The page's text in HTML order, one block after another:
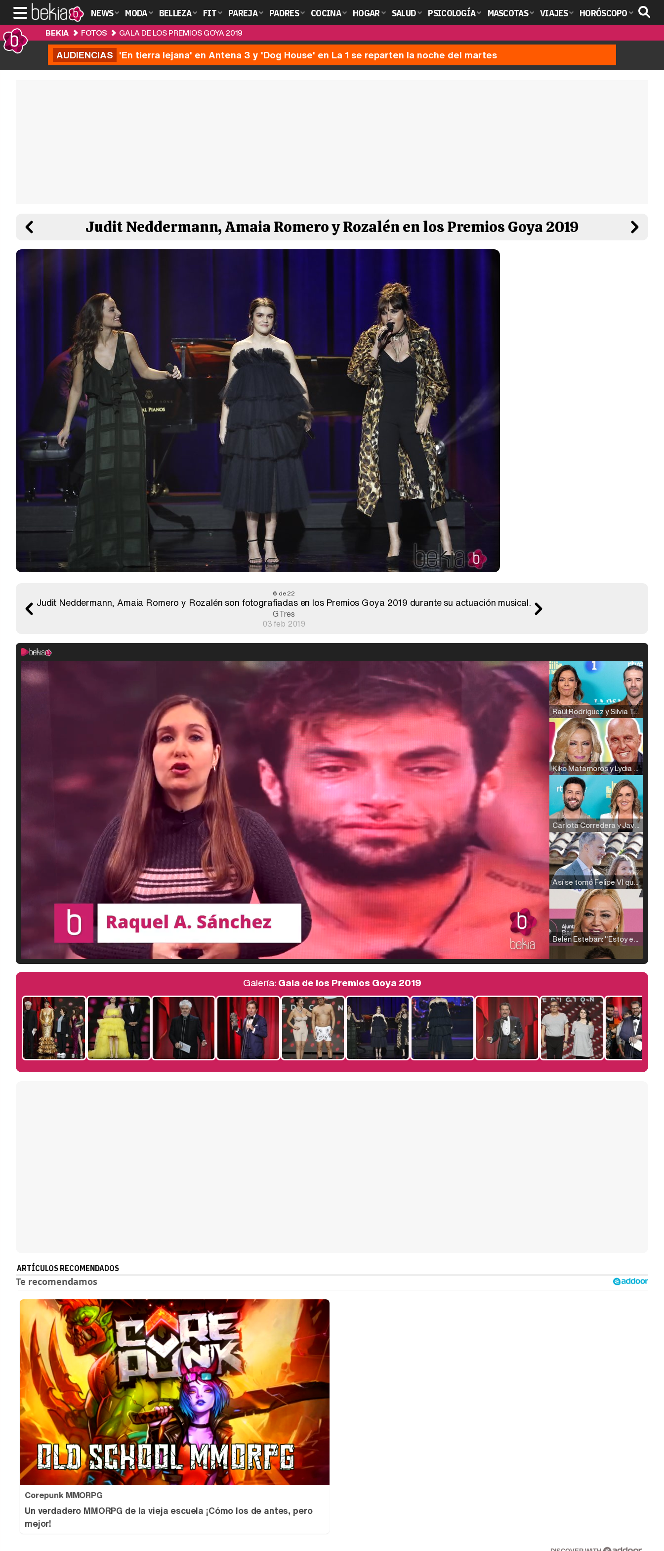
NEWS MODA BELLEZA FIT PAREJA PADRES COCINA HOGAR SALUD PSICOLOGÍA MASCOTAS VIAJES HORÓSCOPO
BEKIA FOTOS GALA DE LOS PREMIOS GOYA 2019
AUDIENCIAS 'En tierra lejana' en Antena 3 y 'Dog House' en La 1 se reparten la noche del martes
Judit Neddermann, Amaia Romero y Rozalén en los Premios Goya 2019
6 de 22
Judit Neddermann, Amaia Romero y Rozalén son fotografiadas en los Premios Goya 2019 durante su actuación musical.
GTres
03 feb 2019
Raúl Rodríguez y Silvia Taulés nos cuentan su papel en 'La familia de la tele'
Kiko Matamoros y Lydia Lozano: "Nuestro público es de todas las edades y RTVE tiene un público muy pegado a las novelas, al que tenemos que captar"
Carlota Corredera y Javier de Hoyos: "La tele tiene que representar al público también y aquí están todos los perfiles posibles&quo;
Así se tomó Felipe VI que la Infanta Sofía no quisiera recibir formación militar
Belén Esteban: "Estoy emocionada, muy contenta y muy feliz por llegar a RTVE"
Manu Baqueiro: "Tuve como referente a Bruce Willis en 'Luz de Luna' para mi trabajo en la serie 'Perdiendo el juicio'"
Magdalena de Suecia responde a las críticas y explica por qué le han permitido lanzar su propio negocio
Galería: Gala de los Premios Goya 2019
ARTÍCULOS RECOMENDADOS
Corepunk MMORPG
Un verdadero MMORPG de la vieja escuela ¡Cómo los de antes, pero
mejor!